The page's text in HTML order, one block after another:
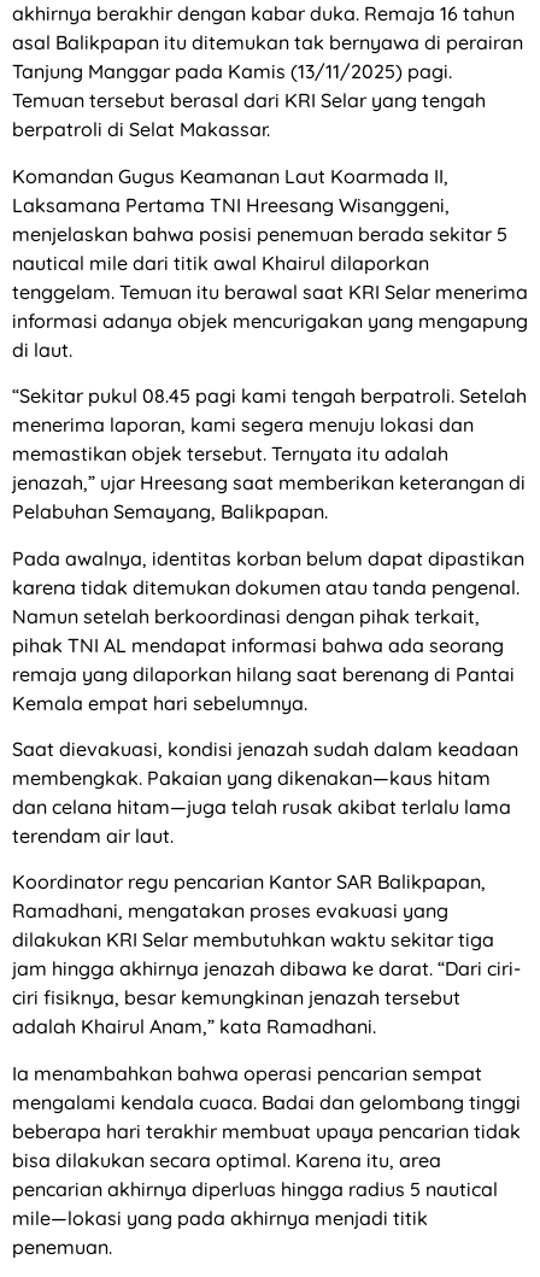
akhirnya berakhir dengan kabar duka. Remaja 16 tahun
asal Balikpapan itu ditemukan tak bernyawa di perairan
Tanjung Manggar pada Kamis (13/11/2025) pagi.
Temuan tersebut berasal dari KRI Selar yang tengah
berpatroli di Selat Makassar.
Komandan Gugus Keamanan Laut Koarmada II,
Laksamana Pertama TNI Hreesang Wisanggeni,
menjelaskan bahwa posisi penemuan berada sekitar 5
nautical mile dari titik awal Khairul dilaporkan
tenggelam. Temuan itu berawal saat KRI Selar menerima
informasi adanya objek mencurigakan yang mengapung
di laut.
“Sekitar pukul 08.45 pagi kami tengah berpatroli. Setelah
menerima laporan, kami segera menuju lokasi dan
memastikan objek tersebut. Ternyata itu adalah
jenazah,” ujar Hreesang saat memberikan keterangan di
Pelabuhan Semayang, Balikpapan.
Pada awalnya, identitas korban belum dapat dipastikan
karena tidak ditemukan dokumen atau tanda pengenal.
Namun setelah berkoordinasi dengan pihak terkait,
pihak TNI AL mendapat informasi bahwa ada seorang
remaja yang dilaporkan hilang saat berenang di Pantai
Kemala empat hari sebelumnya.
Saat dievakuasi, kondisi jenazah sudah dalam keadaan
membengkak. Pakaian yang dikenakan—kaus hitam
dan celana hitam—juga telah rusak akibat terlalu lama
terendam air laut.
Koordinator regu pencarian Kantor SAR Balikpapan,
Ramadhani, mengatakan proses evakuasi yang
dilakukan KRI Selar membutuhkan waktu sekitar tiga
jam hingga akhirnya jenazah dibawa ke darat. “Dari ciri-
ciri fisiknya, besar kemungkinan jenazah tersebut
adalah Khairul Anam,” kata Ramadhani.
Ia menambahkan bahwa operasi pencarian sempat
mengalami kendala cuaca. Badai dan gelombang tinggi
beberapa hari terakhir membuat upaya pencarian tidak
bisa dilakukan secara optimal. Karena itu, area
pencarian akhirnya diperluas hingga radius 5 nautical
mile—lokasi yang pada akhirnya menjadi titik
penemuan.